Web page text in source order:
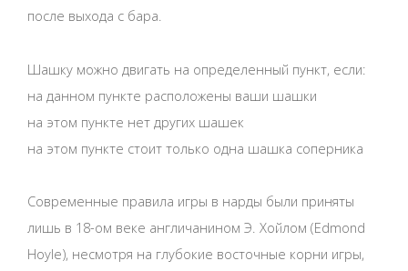
после выхода с бара.
Шашку можно двигать на определенный пункт, если:
на данном пункте расположены ваши шашки
на этом пункте нет других шашек
на этом пункте стоит только одна шашка соперника
Современные правила игры в нарды были приняты
лишь в 18-ом веке англичанином Э. Хойлом (Edmond
Hoyle), несмотря на глубокие восточные корни игры,